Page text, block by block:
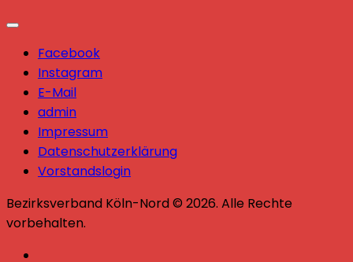
Facebook
Instagram
E-Mail
admin
Impressum
Datenschutzerklärung
Vorstandslogin
Bezirksverband Köln-Nord © 2026. Alle Rechte
vorbehalten.